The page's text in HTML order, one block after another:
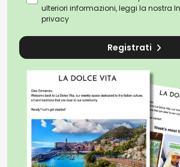
ulteriori informazioni, leggi la nostra
privacy
Registrati